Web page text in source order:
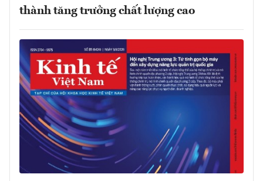
thành tăng trưởng chất lượng cao